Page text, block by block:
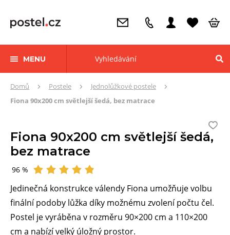
MENU
ZdeDomů Postele
Jednolůžkové postele
Fiona 90x200 cm světlejší šedá, bez matrace
Fiona 90x200 cm světlejší šedá,
bez matrace
Hodnocení
96 %
Jedinečná konstrukce válendy Fiona umožňuje volbu
finální podoby lůžka díky možnému zvolení počtu čel.
Postel je vyráběna v rozměru 90×200 cm a 110×200
cm a nabízí velký úložný prostor.